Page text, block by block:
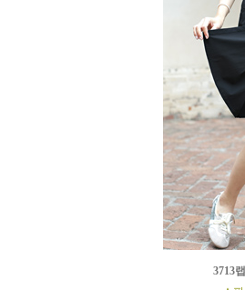
3713